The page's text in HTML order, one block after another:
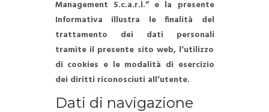
Management S.c.a.r.l.” e la presente
Informativa illustra le finalità del
trattamento dei dati personali
tramite il presente sito web, l’utilizzo
di cookies e le modalità di esercizio
dei diritti riconosciuti all’utente.
Dati di navigazione